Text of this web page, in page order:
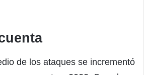
de los ataques se incrementó